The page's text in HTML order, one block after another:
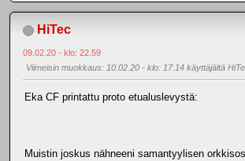
HiTec
09.02.20 - klo: 22.59
Viimeisin muokkaus: 10.02.20 - klo: 17.14 käyttäjältä
Eka CF printattu proto etualuslevystä:
Muistin joskus nähneeni samantyylisen